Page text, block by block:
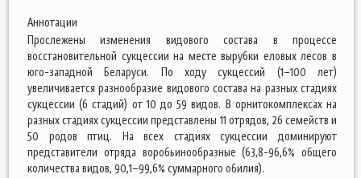
Аннотации
Прослежены изменения видового состава в процессе
восстановительной сукцессии на месте вырубки еловых лесов в
юго-западной Беларуси. По ходу сукцессий (1–100 лет)
увеличивается разнообразие видового состава на разных стадиях
сукцессии (6 стадий) от 10 до 59 видов. В орнитокомплексах на
разных стадиях сукцессии представлены 11 отрядов, 26 семейств и
50 родов птиц. На всех стадиях сукцессии доминируют
представители отряда воробьинообразные (63,8-96,6% общего
количества видов, 90,1–99,6% суммарного обилия).